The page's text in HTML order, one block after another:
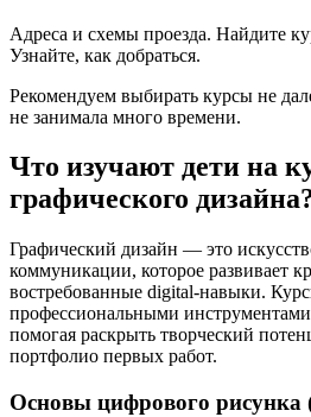
Адреса и схемы проезда. Найдите
Узнайте, как добраться.
Рекомендуем выбирать курсы не
не занимала много времени.
Что изучают дети на
графического
Графический дизайн — это
коммуникации, которое развивает
востребованные digital-навыки.
профессиональными
помогая раскрыть творческий
портфолио первых работ.
Основы цифрового рисунка